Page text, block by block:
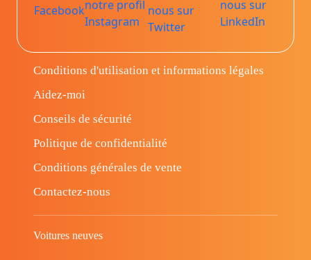
Conditions d'utilisation et informations légales
Aidez-moi
Conseils de sécurité
Politique de confidentialité
Conditions générales de vente
Contactez-nous
Voitures neuves